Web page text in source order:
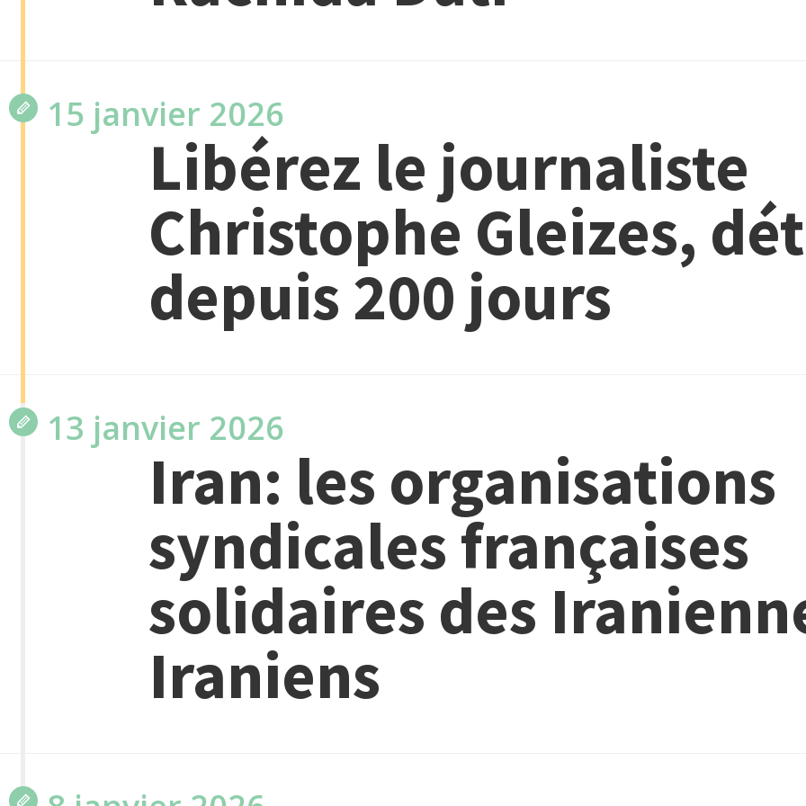
15 janvier 2026
Libérez le journaliste
Christophe Gleizes,
depuis 200 jours
13 janvier 2026
Iran: les organisations
syndicales françaises
solidaires des
Iraniens